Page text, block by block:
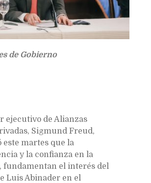
de Gobierno
ejecutivo de Alianzas
Sigmund Freud,
este martes que la
y la confianza en la
fundamentan el interés del
Luis Abinader en el